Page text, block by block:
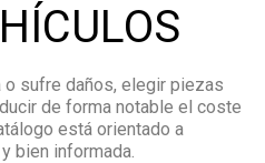
o sufre daños, elegir piezas
de forma notable el coste
está orientado a
bien informada.